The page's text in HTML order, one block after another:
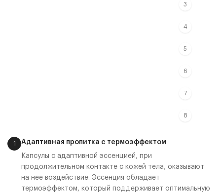
1
Адаптивная пропитка с термоэффектом
Капсулы с адаптивной эссенцией, при
продолжительном контакте с кожей тела, оказывают
на нее воздействие. Эссенция обладает
термоэффектом, который поддерживает оптимальную
3
4
5
6
7
8